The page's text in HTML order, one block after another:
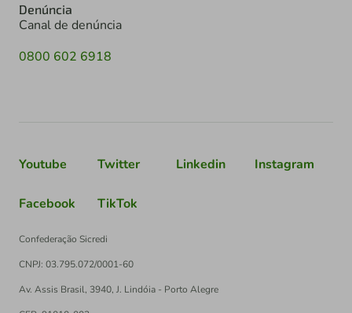
Denúncia
Canal de denúncia
0800 602 6918
Youtube Twitter Linkedin Instagram
Facebook TikTok
Confederação Sicredi
CNPJ: 03.795.072/0001-60
Av. Assis Brasil, 3940, J. Lindóia - Porto Alegre